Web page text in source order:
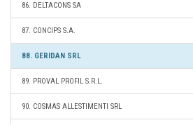
86. DELTACONS SA
87. CONCIPS S.A.
88. GERIDAN SRL
89. PROVAL PROFIL S.R.L.
90. COSMAS ALLESTIMENTI SRL